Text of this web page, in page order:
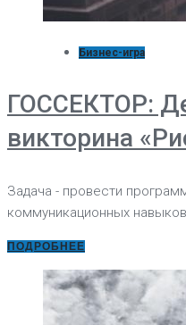
Бизнес-игра
ГОССЕКТОР:
викторина
Задача - провести
коммуникационных навыков
ПОДРОБНЕЕ